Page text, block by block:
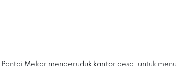
Mekar mengeruduk kantor desa, untuk